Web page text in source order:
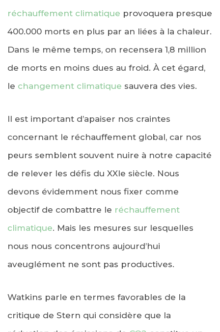
réchauffement climatique provoquera presque
400.000 morts en plus par an liées à la chaleur.
Dans le même temps, on recensera 1,8 million
de morts en moins dues au froid. À cet égard,
le changement climatique sauvera des vies.
Il est important d’apaiser nos craintes
concernant le réchauffement global, car nos
peurs semblent souvent nuire à notre capacité
de relever les défis du XXIe siècle. Nous
devons évidemment nous fixer comme
objectif de combattre le réchauffement
climatique. Mais les mesures sur lesquelles
nous nous concentrons aujourd’hui
aveuglément ne sont pas productives.
Watkins parle en termes favorables de la
critique de Stern qui considère que la